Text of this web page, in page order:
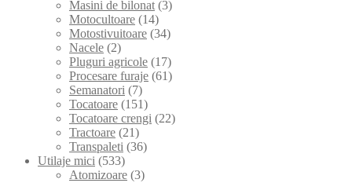
Masini de bilonat (3)
Motocultoare (14)
Motostivuitoare (34)
Nacele (2)
Pluguri agricole (17)
Procesare furaje (61)
Semanatori (7)
Tocatoare (151)
Tocatoare crengi (22)
Tractoare (21)
Transpaleti (36)
Utilaje mici (533)
Atomizoare (3)